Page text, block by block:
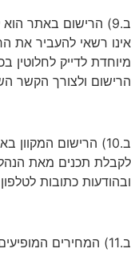
ב.9) הרישום באתר
אינו רשאי להעביר את
מיוחדת לדייק לחלוטין
הרישום ולצורך הקשר
ב.10) הרישום
לקבלת תכנים מאת
ובהודעות כתובות
ב.11) המחירים המופיעים באתר כוללים מע"מ כדין.